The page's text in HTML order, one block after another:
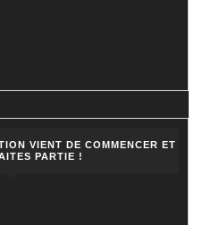
VIENT DE COMMENCER ET
PARTIE !